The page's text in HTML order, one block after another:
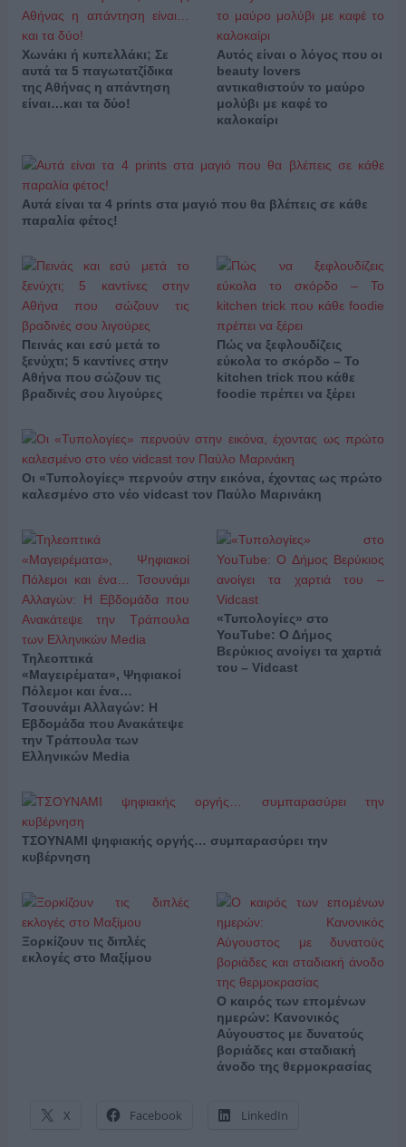
Χωνάκι ή κυπελλάκι; Σε
αυτά τα 5 παγωτατζίδικα
της Αθήνας η απάντηση
είναι…και τα δύο!
Αυτός είναι ο λόγος που οι
beauty lovers
αντικαθιστούν το μαύρο
μολύβι με καφέ το
καλοκαίρι
Αυτά είναι τα 4 prints στα μαγιό που θα βλέπεις σε κάθε
παραλία φέτος!
Πεινάς και εσύ μετά το
ξενύχτι; 5 καντίνες στην
Αθήνα που σώζουν τις
βραδινές σου λιγούρες
Πώς να ξεφλουδίζεις
εύκολα το σκόρδο – Το
kitchen trick που κάθε
foodie πρέπει να ξέρει
Οι «Τυπολογίες» περνούν στην εικόνα, έχοντας ως πρώτο
καλεσμένο στο νέο vidcast τον Παύλο Μαρινάκη
Τηλεοπτικά
«Μαγειρέματα», Ψηφιακοί
Πόλεμοι και ένα…
Τσουνάμι Αλλαγών: Η
Εβδομάδα που Ανακάτεψε
την Τράπουλα των
Ελληνικών Media
«Τυπολογίες» στο
YouTube: Ο Δήμος
Βερύκιος ανοίγει τα χαρτιά
του – Vidcast
ΤΣΟΥΝΑΜΙ ψηφιακής οργής… συμπαρασύρει την
κυβέρνηση
Ξορκίζουν τις διπλές
εκλογές στο Μαξίμου
Ο καιρός των επομένων
ημερών: Κανονικός
Αύγουστος με δυνατούς
βοριάδες και σταδιακή
άνοδο της θερμοκρασίας
X Facebook LinkedIn